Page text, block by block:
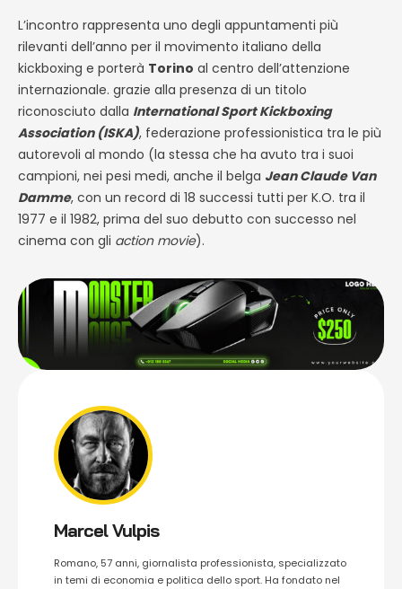
L’incontro rappresenta uno degli appuntamenti più
rilevanti dell’anno per il movimento italiano della
kickboxing e porterà Torino al centro dell’attenzione
internazionale. grazie alla presenza di un titolo
riconosciuto dalla International Sport Kickboxing
Association (ISKA), federazione professionistica tra le più
autorevoli al mondo (la stessa che ha avuto tra i suoi
campioni, nei pesi medi, anche il belga Jean Claude Van
Damme, con un record di 18 successi tutti per K.O. tra il
1977 e il 1982, prima del suo debutto con successo nel
cinema con gli action movie).
Marcel Vulpis
Romano, 57 anni, giornalista professionista, specializzato
in temi di economia e politica dello sport. Ha fondato nel